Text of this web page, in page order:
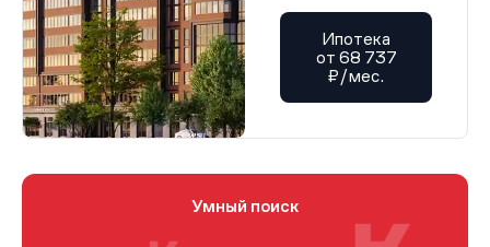
Ипотека
от 68 737
₽/мес.
Умный поиск